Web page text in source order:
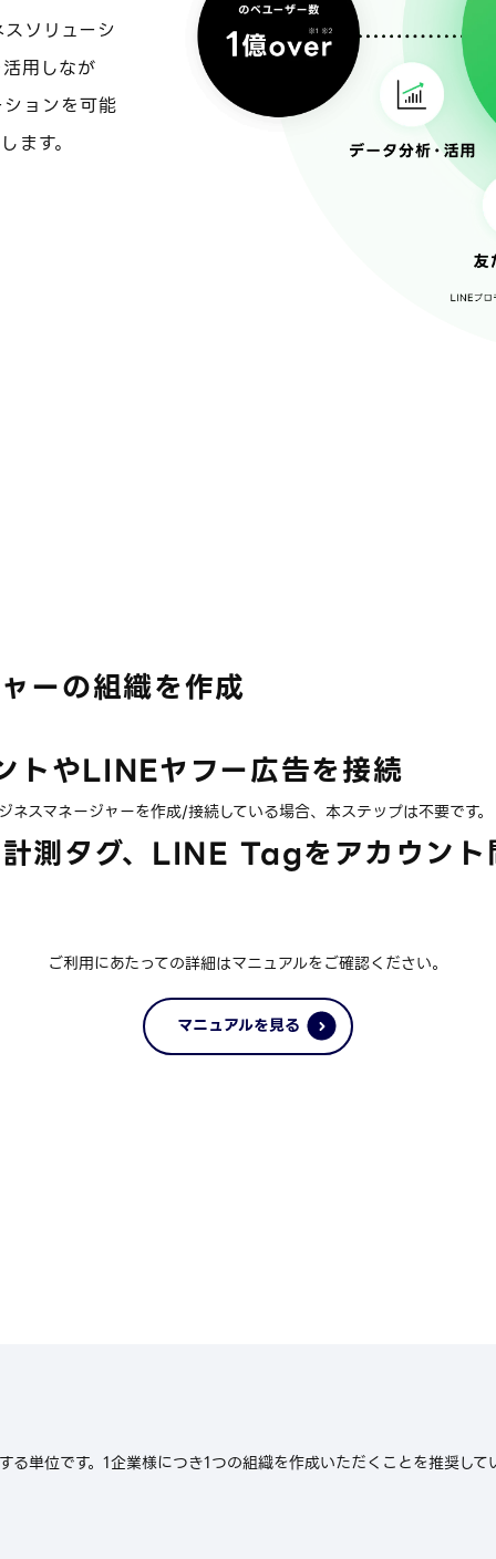
ソリューシ
用しなが
ョンを可能
ます。
ーの組織を作成​
トやLINEヤフー広告を接続
スマネージャーを作成/接続している場合、本ステップは不要です。
測タグ、LINE Tagをアカウン
ご利用にあたっての詳細はマニュアルをご確認ください。
マニュアルを見る
る単位です。1企業様につき1つの組織を作成いただくことを推奨して